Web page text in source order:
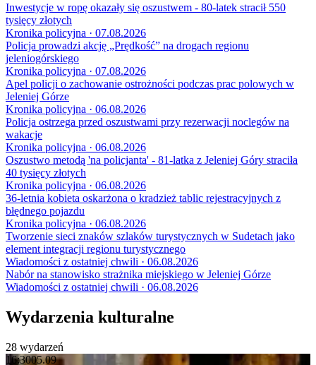
Inwestycje w ropę okazały się oszustwem - 80-latek stracił 550
tysięcy złotych
Kronika policyjna · 07.08.2026
Policja prowadzi akcję „Prędkość” na drogach regionu
jeleniogórskiego
Kronika policyjna · 07.08.2026
Apel policji o zachowanie ostrożności podczas prac polowych w
Jeleniej Górze
Kronika policyjna · 06.08.2026
Policja ostrzega przed oszustwami przy rezerwacji noclegów na
wakacje
Kronika policyjna · 06.08.2026
Oszustwo metodą 'na policjanta' - 81-latka z Jeleniej Góry straciła
40 tysięcy złotych
Kronika policyjna · 06.08.2026
36-letnia kobieta oskarżona o kradzież tablic rejestracyjnych z
błędnego pojazdu
Kronika policyjna · 06.08.2026
Tworzenie sieci znaków szlaków turystycznych w Sudetach jako
element integracji regionu turystycznego
Wiadomości z ostatniej chwili · 06.08.2026
Nabór na stanowisko strażnika miejskiego w Jeleniej Górze
Wiadomości z ostatniej chwili · 06.08.2026
Wydarzenia kulturalne
28 wydarzeń
16:3005.09